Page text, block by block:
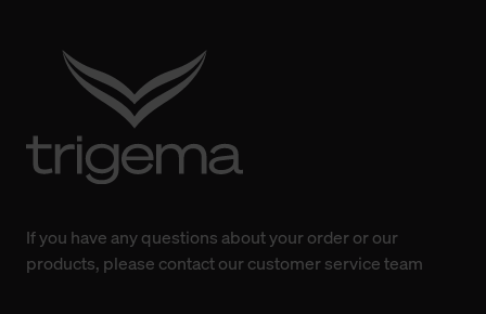
Weitere Informationen über Cookies und Web-
Technologien sowie die Nutzung Ihrer persönlichen Daten
finden Sie in unserer Datenschutzerklärung.
If you have any questions about your order or our
products, please contact our customer service team